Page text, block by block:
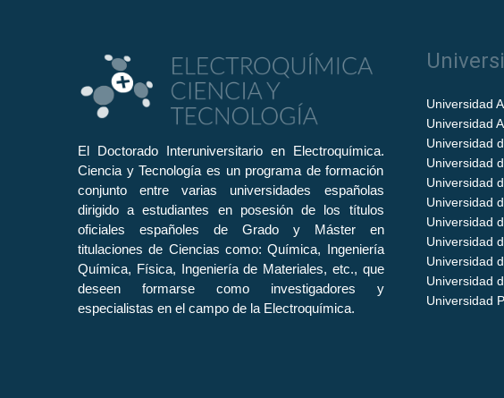
El Doctorado Interuniversitario en Electroquímica.
Ciencia y Tecnología es un programa de formación
conjunto entre varias universidades españolas
dirigido a estudiantes en posesión de los títulos
oficiales españoles de Grado y Máster en
titulaciones de Ciencias como: Química, Ingeniería
Química, Física, Ingeniería de Materiales, etc., que
deseen formarse como investigadores y
especialistas en el campo de la Electroquímica.
Universidad
Universidad
Universidad
Universidad
Universidad
Universidad
Universidad
Universidad
Universidad
Universidad
Universidad